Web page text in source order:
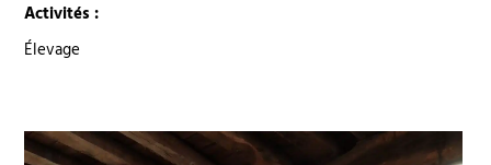
Activités :
Élevage